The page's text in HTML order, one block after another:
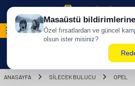
500 TL ÜZERİ KARGO
ANASAYFA SILECEK BULUCU OPEL